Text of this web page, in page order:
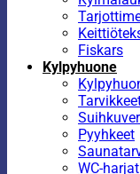
Fiskars
Kylpyhuone
Pyyhkeet
WC-harjat